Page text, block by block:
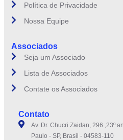
Política de Privacidade
Nossa Equipe
Associados
Seja um Associado
Lista de Associados
Contate os Associados
Contato
Av. Dr. Chucri Zaidan, 296 ,23º
Paulo - SP, Brasil - 04583-110